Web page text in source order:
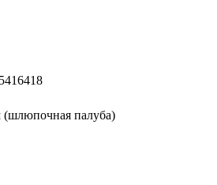
416418
палуба)